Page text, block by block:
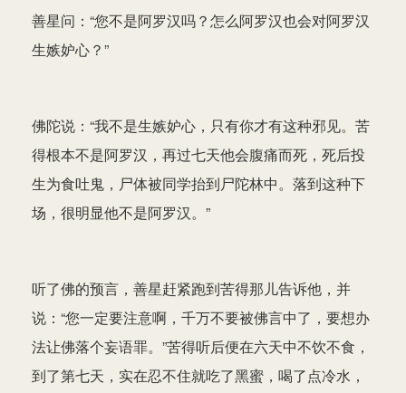
善星问：“您不是阿罗汉吗？怎么阿罗汉也会对阿罗汉
生嫉妒心？”
佛陀说：“我不是生嫉妒心，只有你才有这种邪见。苦
得根本不是阿罗汉，再过七天他会腹痛而死，死后投
生为食吐鬼，尸体被同学抬到尸陀林中。落到这种下
场，很明显他不是阿罗汉。”
听了佛的预言，善星赶紧跑到苦得那儿告诉他，并
说：“您一定要注意啊，千万不要被佛言中了，要想办
法让佛落个妄语罪。”苦得听后便在六天中不饮不食，
到了第七天，实在忍不住就吃了黑蜜，喝了点冷水，